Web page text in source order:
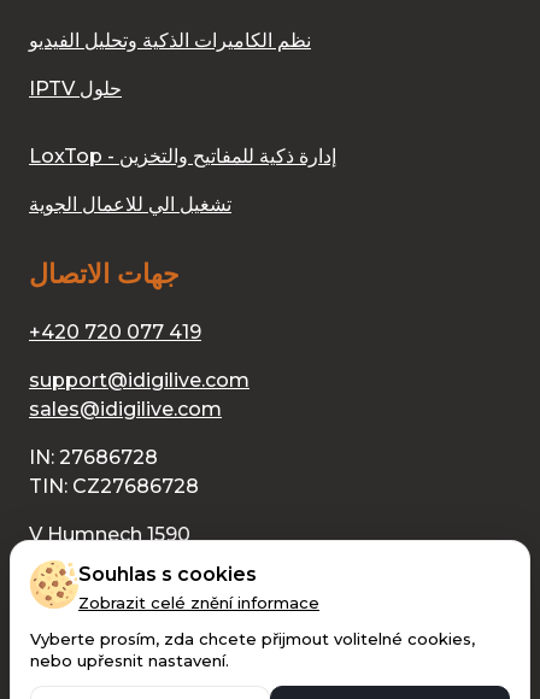
نظم الكاميرات الذكية وتحليل الفيديو
IPTV حلول
LoxTop - إدارة ذكية للمفاتيح والتخزين
تشغيل الي للاعمال الجوية
جهات الاتصال
+420 720 077 419
support@idigilive.com
sales@idigilive.com
IN: 27686728
TIN: CZ27686728
V Humnech 1590
686 04 Kunovice
Souhlas s cookies
Zobrazit celé znění informace
Vyberte prosím, zda chcete přijmout volitelné cookies,
nebo upřesnit nastavení.